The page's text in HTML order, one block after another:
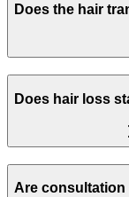
Does the hair
Does hair loss
Are consultation